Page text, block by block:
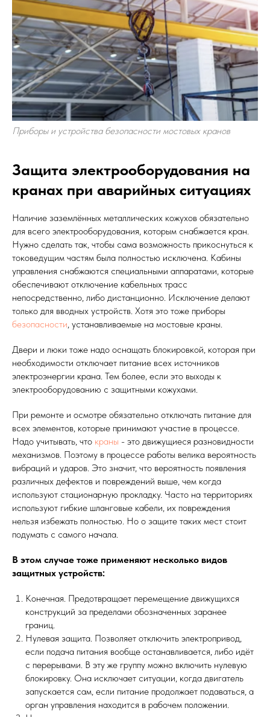
Приборы и устройства безопасности мостовых кранов
Защита электрооборудования на
кранах при аварийных ситуациях
Наличие заземлённых металлических кожухов обязательно
для всего электрооборудования, которым снабжается кран.
Нужно сделать так, чтобы сама возможность прикоснуться к
токоведущим частям была полностью исключена. Кабины
управления снабжаются специальными аппаратами, которые
обеспечивают отключение кабельных трасс
непосредственно, либо дистанционно. Исключение делают
только для вводных устройств. Хотя это тоже приборы
безопасности, устанавливаемые на мостовые краны.
Двери и люки тоже надо оснащать блокировкой, которая при
необходимости отключает питание всех источников
электроэнергии крана. Тем более, если это выходы к
электрооборудованию с защитными кожухами.
При ремонте и осмотре обязательно отключать питание для
всех элементов, которые принимают участие в процессе.
Надо учитывать, что краны - это движущиеся разновидности
механизмов. Поэтому в процессе работы велика вероятность
вибраций и ударов. Это значит, что вероятность появления
различных дефектов и повреждений выше, чем когда
используют стационарную прокладку. Часто на территориях
используют гибкие шланговые кабели, их повреждения
нельзя избежать полностью. Но о защите таких мест стоит
подумать с самого начала.
В этом случае тоже применяют несколько видов
защитных устройств:
Конечная. Предотвращает перемещение движущихся
конструкций за пределами обозначенных заранее
границ.
Нулевая защита. Позволяет отключить электропривод,
если подача питания вообще останавливается, либо идёт
с перерывами. В эту же группу можно включить нулевую
блокировку. Она исключает ситуации, когда двигатель
запускается сам, если питание продолжает подаваться, а
орган управления находится в рабочем положении.